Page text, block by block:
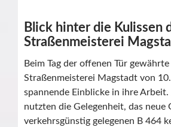
Blick hinter die Kulissen
Straßenmeisterei
Beim Tag der offenen Tür
Straßenmeisterei Magstadt von
spannende Einblicke in ihre
nutzten die Gelegenheit, das neue
verkehrsgünstig gelegenen B 464